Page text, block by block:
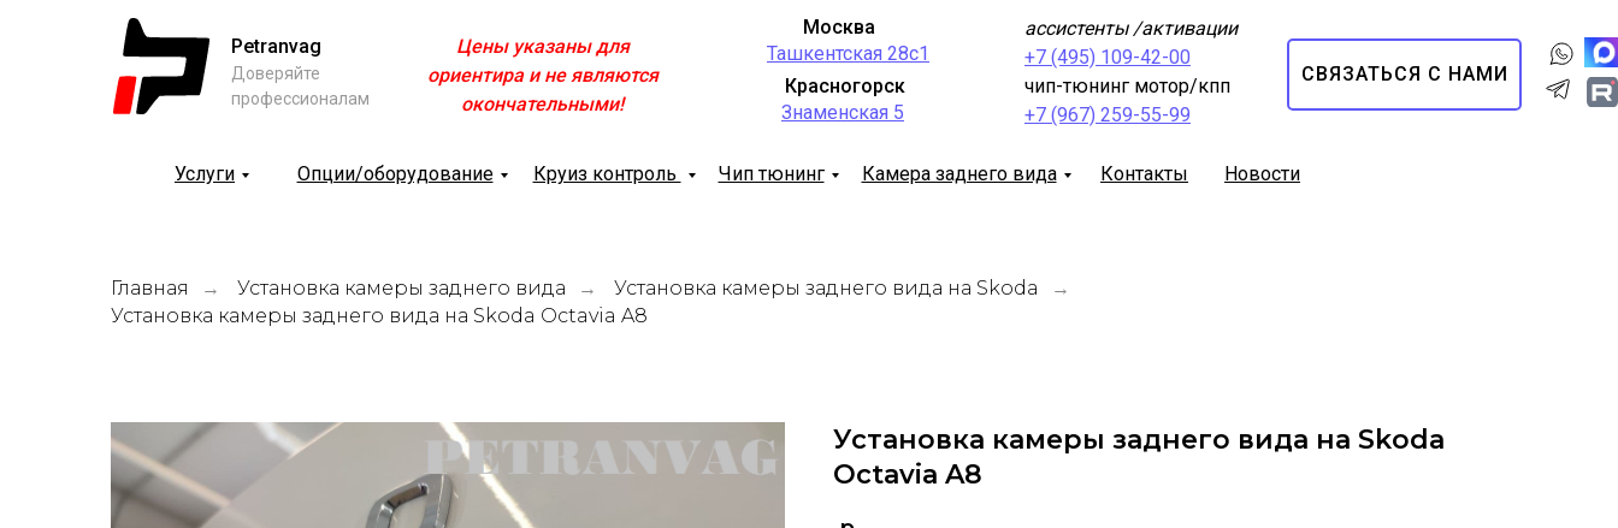
Ташкентская 28с1
Знаменская 5
ассистенты /активации
+7 (495) 109-42-00
чип-тюнинг мотор/кпп
+7 (967) 259-55-99
Москва
Красногорск
Petranvag
Доверяйте
профессионалам
СВЯЗАТЬСЯ С НАМИ
Цены указаны для
ориентира и не являются
окончательными!
Опции/оборудование Круиз контроль Чип тюнинг Камера заднего вида Контакты
Услуги Новости
Главная → Установка камеры заднего вида → Установка камеры заднего вида на Skoda →
Установка камеры заднего вида на Skoda Octavia A8
Установка камеры заднего вида на Skoda
Octavia A8